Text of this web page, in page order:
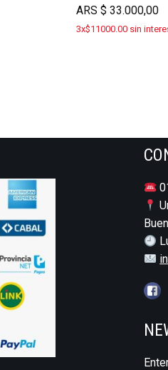
ARS $ 33.000,00
3x$11000.00 sin